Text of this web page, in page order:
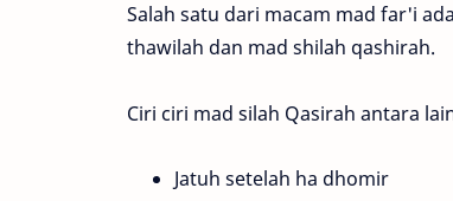
Salah satu dari macam mad far'i
thawilah dan mad shilah qashirah.
Ciri ciri mad silah Qasirah antara
Jatuh setelah ha dhomir